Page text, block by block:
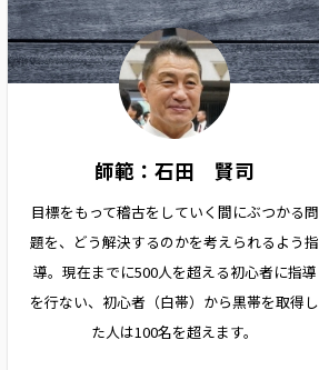
師範：石田 賢司
目標をもって稽古をしていく間にぶつかる問
題を、どう解決するのかを考えられるよう指
導。現在までに500人を超える初心者に指導
を行ない、初心者（白帯）から黒帯を取得し
た人は100名を超えます。